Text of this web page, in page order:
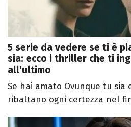
5 serie da vedere se ti è
sia: ecco i thriller che ti
all'ultimo
Se hai amato Ovunque tu
ribaltano ogni certezza nel